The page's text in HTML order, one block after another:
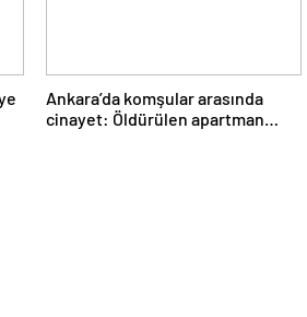
Ankara’da komşular arasında
cinayet: Öldürülen apartman